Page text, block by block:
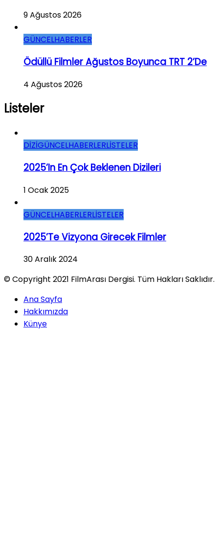
9 Ağustos 2026
GÜNCELHABERLER
Ödüllü Filmler Ağustos Boyunca TRT 2’de
4 Ağustos 2026
Listeler
DİZİGÜNCELHABERLERLİSTELER
2025’in En Çok Beklenen Dizileri
1 Ocak 2025
GÜNCELHABERLERLİSTELER
2025’te Vizyona Girecek Filmler
30 Aralık 2024
© Copyright 2021 FilmArası Dergisi. Tüm Hakları Saklıdır.
Ana Sayfa
Hakkımızda
Künye